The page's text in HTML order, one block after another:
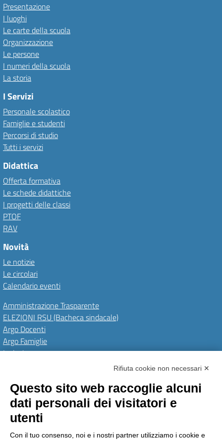
Presentazione
I luoghi
Le carte della scuola
Organizzazione
Le persone
I numeri della scuola
La storia
I Servizi
Personale scolastico
Famiglie e studenti
Percorsi di studio
Tutti i servizi
Didattica
Offerta formativa
Le schede didattiche
I progetti delle classi
PTOF
RAV
Novità
Le notizie
Le circolari
Calendario eventi
Amministrazione Trasparente
ELEZIONI RSU (Bacheca sindacale)
Argo Docenti
Argo Famiglie
Inclusione
Amministrazione TrasparenteAlbo OnlineInvia una MAD
Privacy PolicyGDPRDichiarazione di accessibilità
Obiettivi di accessibilità
Seguici su:
Rifiuta cookie non necessari ✕
Questo sito web raccoglie alcuni
dati personali dei visitatori e
utenti
Con il tuo consenso, noi e i nostri partner utilizziamo i cookie e